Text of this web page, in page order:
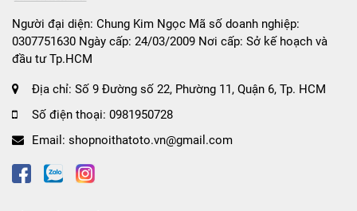
Người đại diện: Chung Kim Ngọc Mã số doanh nghiệp:
0307751630 Ngày cấp: 24/03/2009 Nơi cấp: Sở kế hoạch và
đầu tư Tp.HCM
Địa chỉ: Số 9 Đường số 22, Phường 11, Quận 6, Tp. HCM
Số điện thoại: 0981950728
Email: shopnoithatoto.vn@gmail.com